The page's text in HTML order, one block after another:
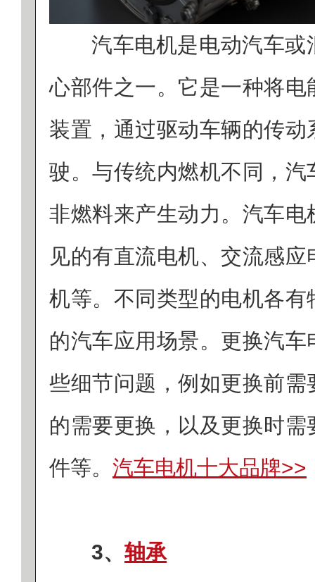
汽车电机是电动汽车或
心部件之一。它是一种将电
装置，通过驱动车辆的传
驶。与传统内燃机不同，汽
非燃料来产生动力。汽车电
见的有直流电机、交流感
机等。不同类型的电机各有
的汽车应用场景。更换汽
些细节问题，例如更换前需
的需要更换，以及更换时
件等。 汽车电机十大品牌>>
3、 轴承